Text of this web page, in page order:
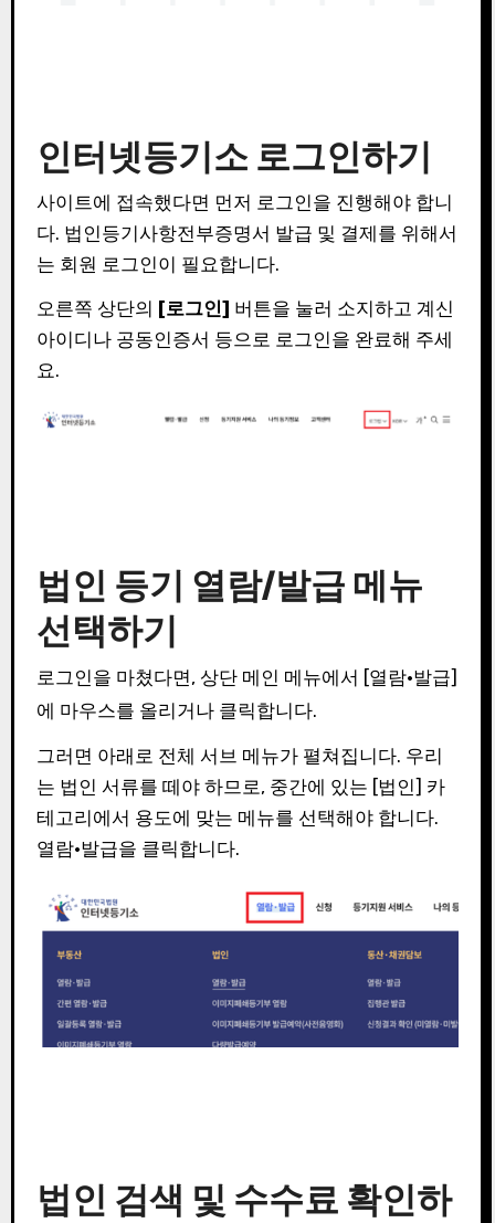
인터넷등기소 로그인하기
사이트에 접속했다면 먼저 로그인을 진행해야 합니
다. 법인등기사항전부증명서 발급 및 결제를 위해서
는 회원 로그인이 필요합니다.
오른쪽 상단의 [로그인] 버튼을 눌러 소지하고 계신
아이디나 공동인증서 등으로 로그인을 완료해 주세
요.
법인 등기 열람/발급 메뉴
선택하기
로그인을 마쳤다면, 상단 메인 메뉴에서 [열람·발급]
에 마우스를 올리거나 클릭합니다.
그러면 아래로 전체 서브 메뉴가 펼쳐집니다. 우리
는 법인 서류를 떼야 하므로, 중간에 있는 [법인] 카
테고리에서 용도에 맞는 메뉴를 선택해야 합니다.
열람·발급을 클릭합니다.
법인 검색 및 수수료 확인하